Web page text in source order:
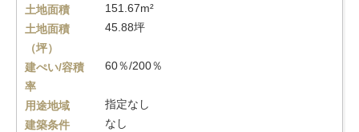
土地面積
151.67m²
土地面積
（坪）
45.88坪
建ぺい/容積
率
60％/200％
用途地域
指定なし
建築条件
なし